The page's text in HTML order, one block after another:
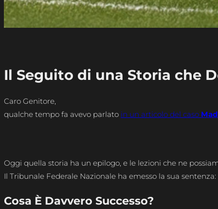
Il Seguito di una Storia che
Caro Genitore,
qualche tempo fa avevo parlato in un articolo del caso
Oggi quella storia ha un epilogo, e le lezioni che ne
Il Tribunale Federale Nazionale ha emesso la sua
Cosa È Davvero Successo?